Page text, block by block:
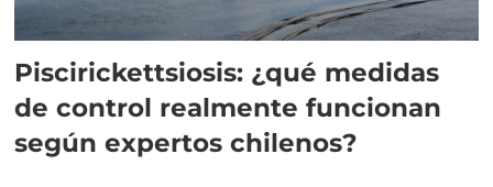
Piscirickettsiosis: ¿qué medidas
de control realmente funcionan
según expertos chilenos?